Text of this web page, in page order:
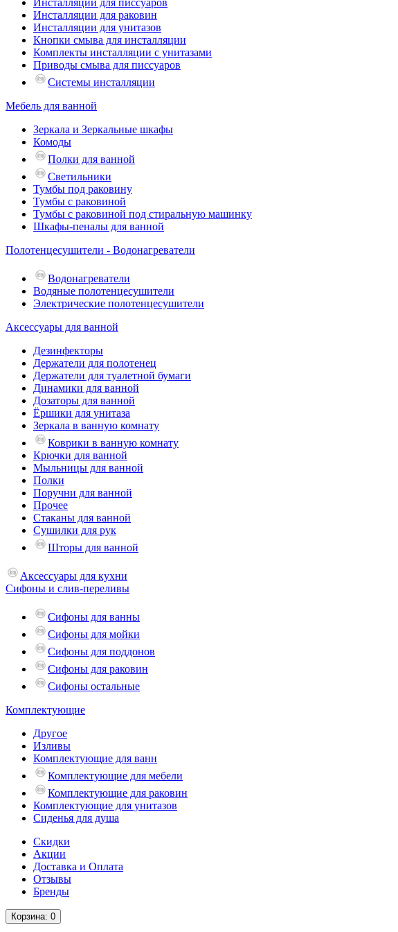
Инсталляции для писсуаров
Инсталляции для раковин
Инсталляции для унитазов
Кнопки смыва для инсталляции
Комплекты инсталляции с унитазами
Приводы смыва для писсуаров
Системы инсталляции
Мебель для ванной
Зеркала и Зеркальные шкафы
Комоды
Полки для ванной
Светильники
Тумбы под раковину
Тумбы с раковиной
Тумбы с раковиной под стиральную машинку
Шкафы-пеналы для ванной
Полотенцесушители - Водонагреватели
Водонагреватели
Водяные полотенцесушители
Электрические полотенцесушители
Аксессуары для ванной
Дезинфекторы
Держатели для полотенец
Держатели для туалетной бумаги
Динамики для ванной
Дозаторы для ванной
Ёршики для унитаза
Зеркала в ванную комнату
Коврики в ванную комнату
Крючки для ванной
Мыльницы для ванной
Полки
Поручни для ванной
Прочее
Стаканы для ванной
Сушилки для рук
Шторы для ванной
Аксессуары для кухни
Сифоны и слив-переливы
Сифоны для ванны
Сифоны для мойки
Сифоны для поддонов
Сифоны для раковин
Сифоны остальные
Комплектующие
Другое
Изливы
Комплектующие для ванн
Комплектующие для мебели
Комплектующие для раковин
Комплектующие для унитазов
Сиденья для душа
Скидки
Акции
Доставка и Оплата
Отзывы
Бренды
Корзина: 0